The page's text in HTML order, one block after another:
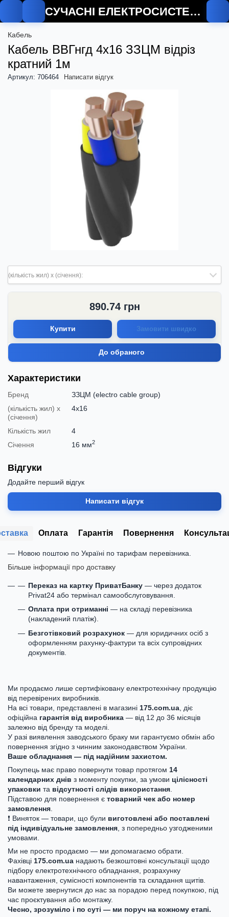
СУЧАСНІ ЕЛЕКТРОСИСТЕМИ
Кабель
Кабель ВВГнгд 4х16 ЗЗЦМ відріз
кратний 1м
Артикул: 706464 Написати відгук
(кількість жил) х (січення):
890.74грн
Купити Замовити швидко
До обраного
Характеристики
Бренд
ЗЗЦМ (electro cable group)
(кількість жил) х
(січення)
4х16
Кількість жил
4
Січення
16 мм2
Відгуки
Додайте перший відгук
Написати відгук
Оплата Гарантія Повернення
Новою поштою по Україні по тарифам перевізника.
Більше інформації про доставку
Переказ на картку ПриватБанку — через додаток
Privat24 або термінал самообслуговування.
Оплата при отриманні — на складі перевізника
(накладений платіж).
Безготівковий розрахунок — для юридичних осіб з
оформленням рахунку-фактури та всіх супровідних
документів.
Ми продаємо лише сертифіковану електротехнічну продукцію
від перевірених виробників.
На всі товари, представлені в магазині 175.com.ua , діє
офіційна гарантія від виробника — від 12 до 36 місяців
залежно від бренду та моделі.
У разі виявлення заводського браку ми гарантуємо обмін або
повернення згідно з чинним законодавством України.
Ваше обладнання — під надійним захистом.
Покупець має право повернути товар протягом 14
календарних днів з моменту покупки, за умови цілісності
упаковки та відсутності слідів використання
Підставою для повернення є товарний чек або номер
замовлення
❗ Виняток — товари, що були виготовлені або поставлені
під індивідуальне замовлення , з попередньо узгодженими
умовами.
Ми не просто продаємо — ми допомагаємо обрати.
Фахівці 175.com.ua надають безкоштовні консультації щодо
підбору електротехнічного обладнання, розрахунку
навантаження, сумісності компонентів та складання щитів.
Ви можете звернутися до нас за порадою перед покупкою, під
час проєктування або монтажу.
Чесно, зрозуміло і по суті — ми поруч на кожному етапі.